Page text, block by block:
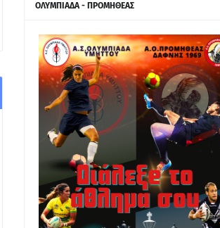
ΟΛΥΜΠΙΑΔΑ - ΠΡΟΜΗΘΕΑΣ